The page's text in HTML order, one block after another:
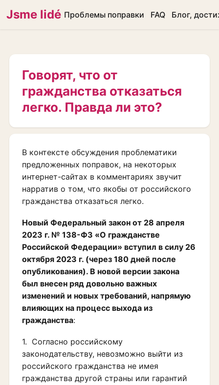
Jsme lidé Проблемы поправки FAQ Блог,
Говорят, что от
гражданства отказаться
легко. Правда ли это?
В контексте обсуждения проблематики
предложенных поправок, на некоторых
интернет-сайтах в комментариях звучит
нарратив о том, что якобы от российского
гражданства отказаться легко.
Новый Федеральный закон от 28 апреля
2023 г. № 138-Ф3 «О гражданстве
Российской Федерации» вступил в силу 26
октября 2023 г. (через 180 дней после
опубликования). В новой версии закона
был внесен ряд довольно важных
изменений и новых требований, напрямую
влияющих на процесс выхода из
гражданства:
1. Согласно российскому
законодательству, невозможно выйти из
российского гражданства не имея
гражданства другой страны или гарантий